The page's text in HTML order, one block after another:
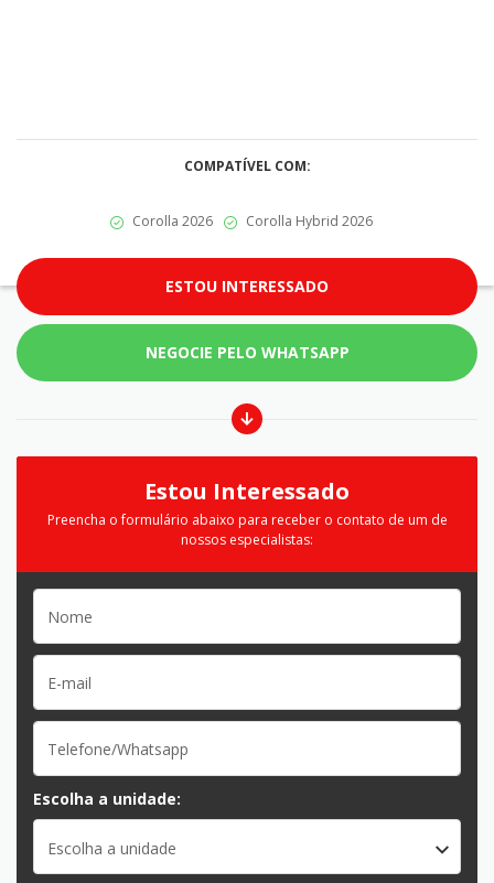
COMPATÍVEL COM:
Corolla 2026 Corolla Hybrid 2026
ESTOU INTERESSADO
NEGOCIE PELO WHATSAPP
Estou Interessado
Preencha o formulário abaixo para receber o contato de um de
nossos especialistas:
Escolha a unidade:
Escolha a unidade